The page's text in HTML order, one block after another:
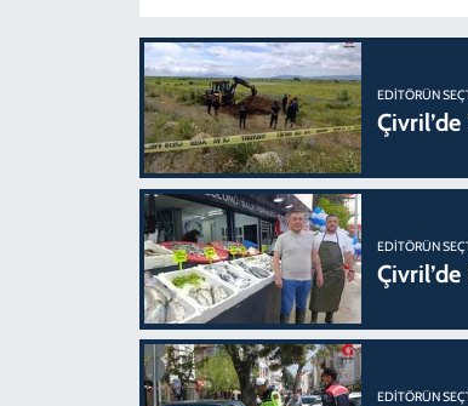
EDITÖRÜN
Çivril’de
EDITÖRÜN
EDITÖRÜN